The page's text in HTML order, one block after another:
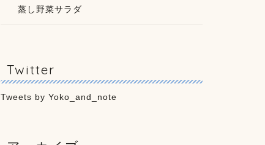
蒸し野菜サラダ
Twitter
Tweets by Yoko_and_note